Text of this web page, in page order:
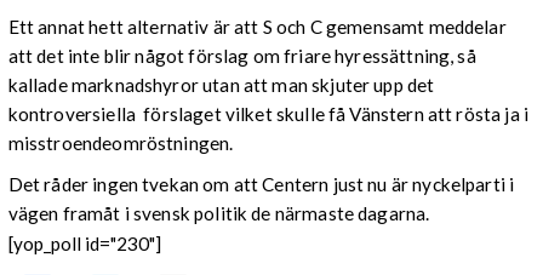
Ett annat hett alternativ är att S och C gemensamt meddelar
att det inte blir något förslag om friare hyressättning, så
kallade marknadshyror utan att man skjuter upp det
kontroversiella förslaget vilket skulle få Vänstern att rösta ja i
misstroendeomröstningen.
Det råder ingen tvekan om att Centern just nu är nyckelparti i
vägen framåt i svensk politik de närmaste dagarna.
[yop_poll id="230"]